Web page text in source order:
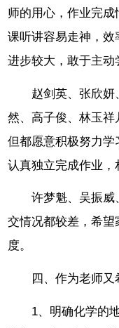
师的用心，作业完
课听讲容易走神，
进步较大，敢于主
赵剑英、张欣
然、高子俊、林玉祥
但都愿意积极努力学
认真独立完成作业，
许梦魁、吴振威
交情况都较差，希
度。
四、作为老师又
1、明确化学的